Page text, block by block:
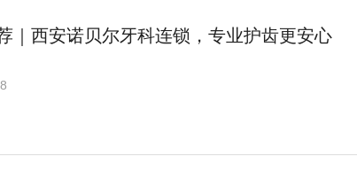
｜西安诺贝尔牙科连锁，专业护齿更安心